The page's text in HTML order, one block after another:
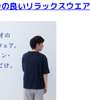
良いリラックスウエア